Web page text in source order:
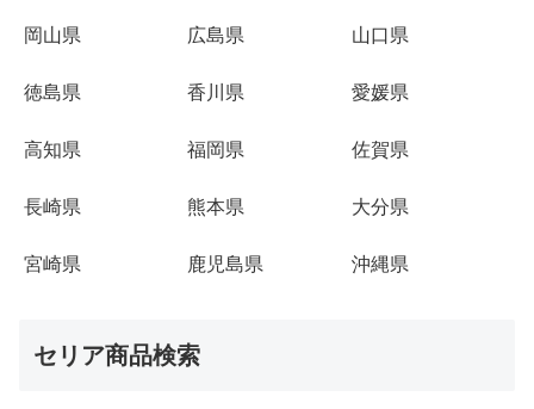
岡山県 広島県 山口県
徳島県 香川県 愛媛県
高知県 福岡県 佐賀県
長崎県 熊本県 大分県
宮崎県 鹿児島県 沖縄県
セリア商品検索